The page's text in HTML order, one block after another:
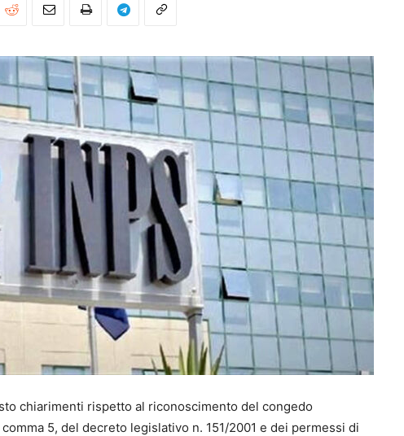
chiarimenti rispetto al riconoscimento del congedo
5, del decreto legislativo n. 151/2001 e dei permessi di